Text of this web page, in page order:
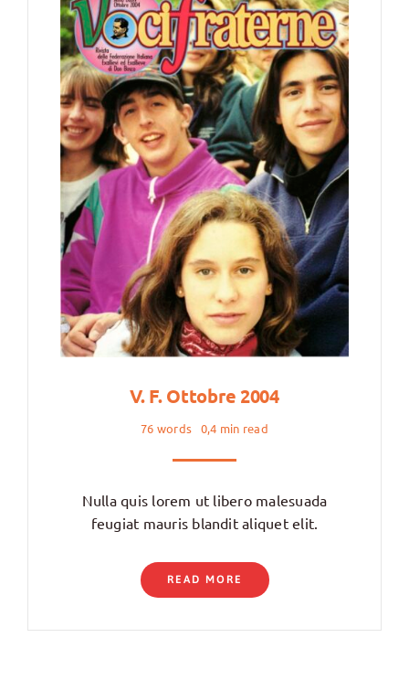
V. F. Ottobre 2004
76 words 0,4 min read
Nulla quis lorem ut libero malesuada
feugiat mauris blandit aliquet elit.
READ MORE